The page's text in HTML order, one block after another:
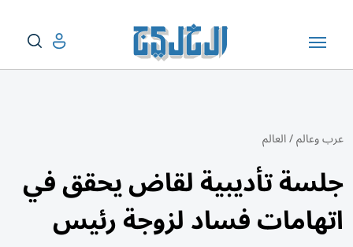
عرب وعالم/العالم
جلسة تأديبية لقاض يحقق في
اتهامات فساد لزوجة رئيس